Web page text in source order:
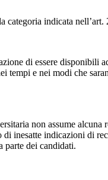
categoria indicata
di essere disponibili
tempi e nei modi che
non assume alcuna
di inesatte indicazioni di
parte dei candidati.